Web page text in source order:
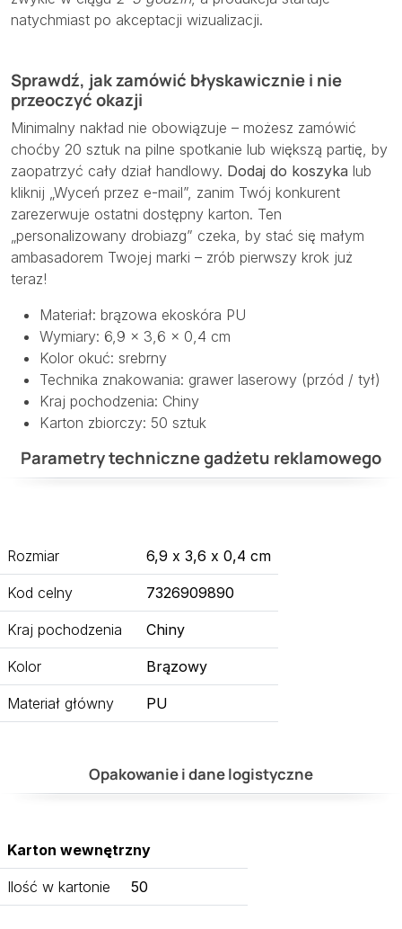
natychmiast po akceptacji wizualizacji.
Sprawdź, jak zamówić błyskawicznie i nie
przeoczyć okazji
Minimalny nakład nie obowiązuje – możesz zamówić
choćby 20 sztuk na pilne spotkanie lub większą partię, by
zaopatrzyć cały dział handlowy. Dodaj do koszyka lub
kliknij „Wyceń przez e-mail”, zanim Twój konkurent
zarezerwuje ostatni dostępny karton. Ten
„personalizowany drobiazg” czeka, by stać się małym
ambasadorem Twojej marki – zrób pierwszy krok już
teraz!
Materiał: brązowa ekoskóra PU
Wymiary: 6,9 × 3,6 × 0,4 cm
Kolor okuć: srebrny
Technika znakowania: grawer laserowy (przód / tył)
Kraj pochodzenia: Chiny
Karton zbiorczy: 50 sztuk
Parametry techniczne gadżetu reklamowego
Rozmiar 6,9 x 3,6 x 0,4 cm
Kod celny 7326909890
Kraj pochodzenia Chiny
Kolor Brązowy
Materiał główny PU
Opakowanie i dane logistyczne
Karton wewnętrzny
Ilość w kartonie 50